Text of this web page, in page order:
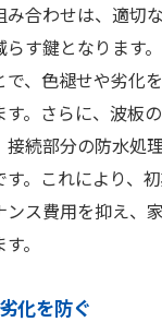
合わせは、適切
す鍵となります
、色褪せや劣化
。さらに、波板
接続部分の防水処
。これにより、
ス費用を抑え、
。
化を防ぐ